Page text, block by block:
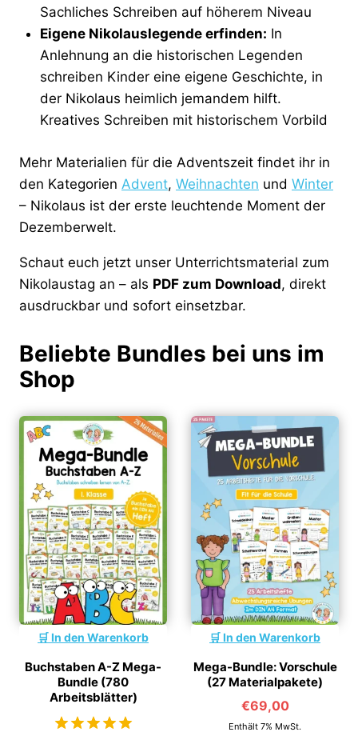
Sachliches Schreiben auf höherem Niveau
Eigene Nikolauslegende erfinden: In
Anlehnung an die historischen Legenden
schreiben Kinder eine eigene Geschichte, in
der Nikolaus heimlich jemandem hilft.
Kreatives Schreiben mit historischem Vorbild
Mehr Materialien für die Adventszeit findet ihr in
den Kategorien Advent, Weihnachten und Winter
– Nikolaus ist der erste leuchtende Moment der
Dezemberwelt.
Schaut euch jetzt unser Unterrichtsmaterial zum
Nikolaustag an – als PDF zum Download, direkt
ausdruckbar und sofort einsetzbar.
Beliebte Bundles bei uns im
Shop
In den Warenkorb
Buchstaben A-Z Mega-
Bundle (780
Arbeitsblätter)
In den Warenkorb
Mega-Bundle: Vorschule
(27 Materialpakete)
€69,00
Enthält 7% MwSt.